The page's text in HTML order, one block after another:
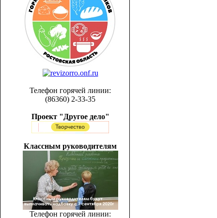
Телефон горячей линии:
(86360) 2-33-35
Проект "Другое дело"
Классным руководителям
Телефон горячей линии: